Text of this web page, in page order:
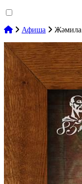
Афиша Жәмила